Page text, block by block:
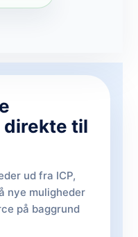
til
ud fra ICP,
nye muligheder
på baggrund